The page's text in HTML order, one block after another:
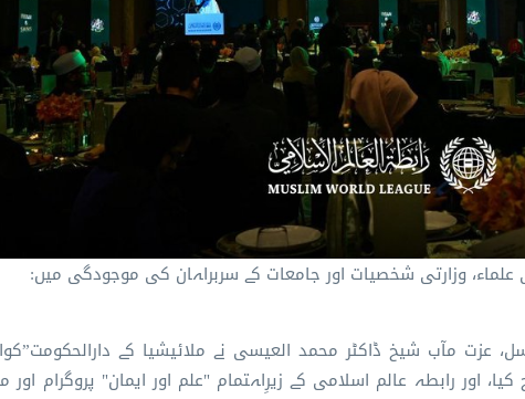
علماء، وزارتی شخصیات اور جامعات کے سربراہان کی موجودگی میں:
عزت مآب شیخ ڈاکٹر محمد العیسی نے ملائیشیا کے
اور رابطہ عالم اسلامی کے زیرِاہتمام "علم اور ایمان" پروگرام اور